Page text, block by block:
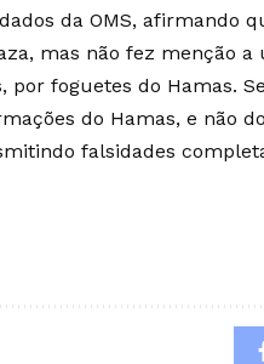
da OMS, afirmando
mas não fez menção
por foguetes do Hamas.
do Hamas, e não
falsidades